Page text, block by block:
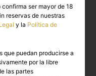
con vídeos reales
ser mayor de 18
reservas de nuestras
y la Política de
que puedan producirse a
por la libre
las partes